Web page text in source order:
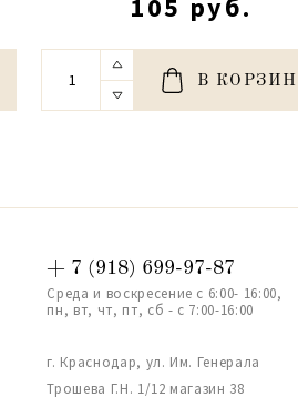
105 руб.
В
+ 7 (918) 699-97-87
Среда и воскресение с 6:00- 16:00,
пн, вт, чт, пт, сб - с 7:00-16:00
г. Краснодар, ул. Им. Генерала
Трошева Г.Н. 1/12 магазин 38